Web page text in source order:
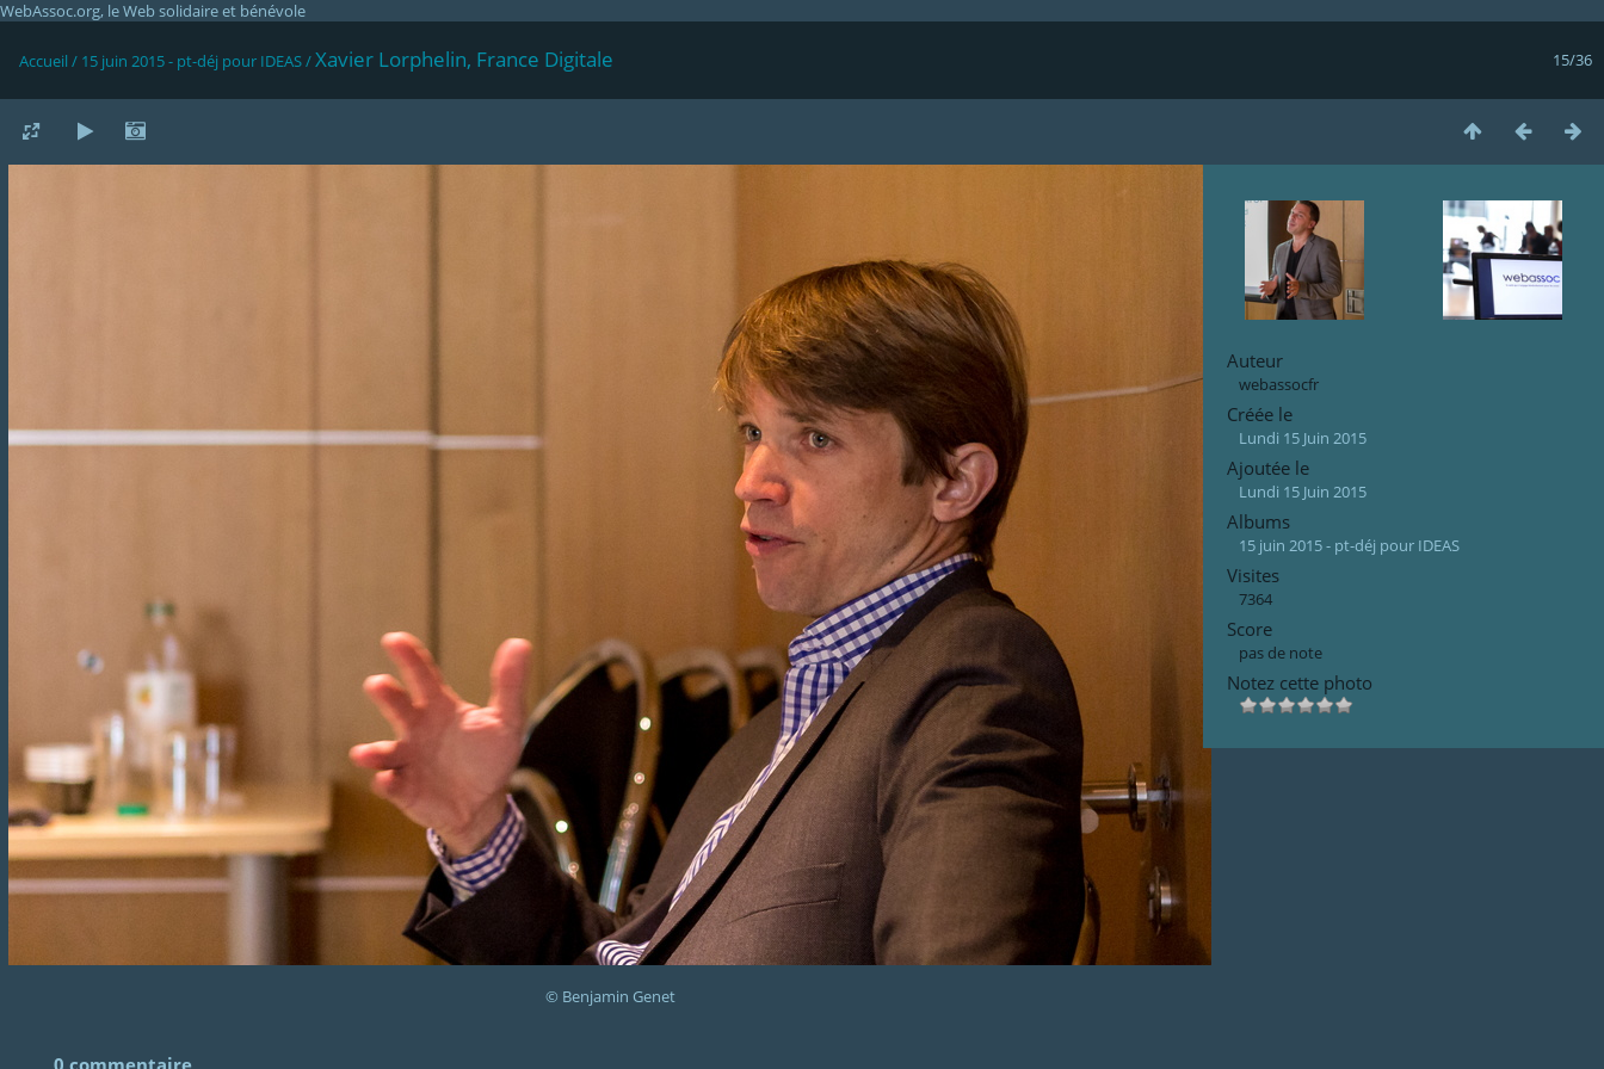
WebAssoc.org, le Web solidaire et bénévole
15/36
Accueil / 15 juin 2015 - pt-déj pour IDEAS/Xavier Lorphelin, France Digitale
© Benjamin Genet
Auteur
webassocfr
Créée le
Lundi 15 Juin 2015
Ajoutée le
Lundi 15 Juin 2015
Albums
15 juin 2015 - pt-déj pour IDEAS
Visites
7364
Score
pas de note
Notez cette photo
0 commentaire